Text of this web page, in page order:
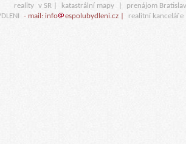
reality v SR | katastrální mapy prenájom
- mail: info espolubydleni.cz | realitní kanceláře